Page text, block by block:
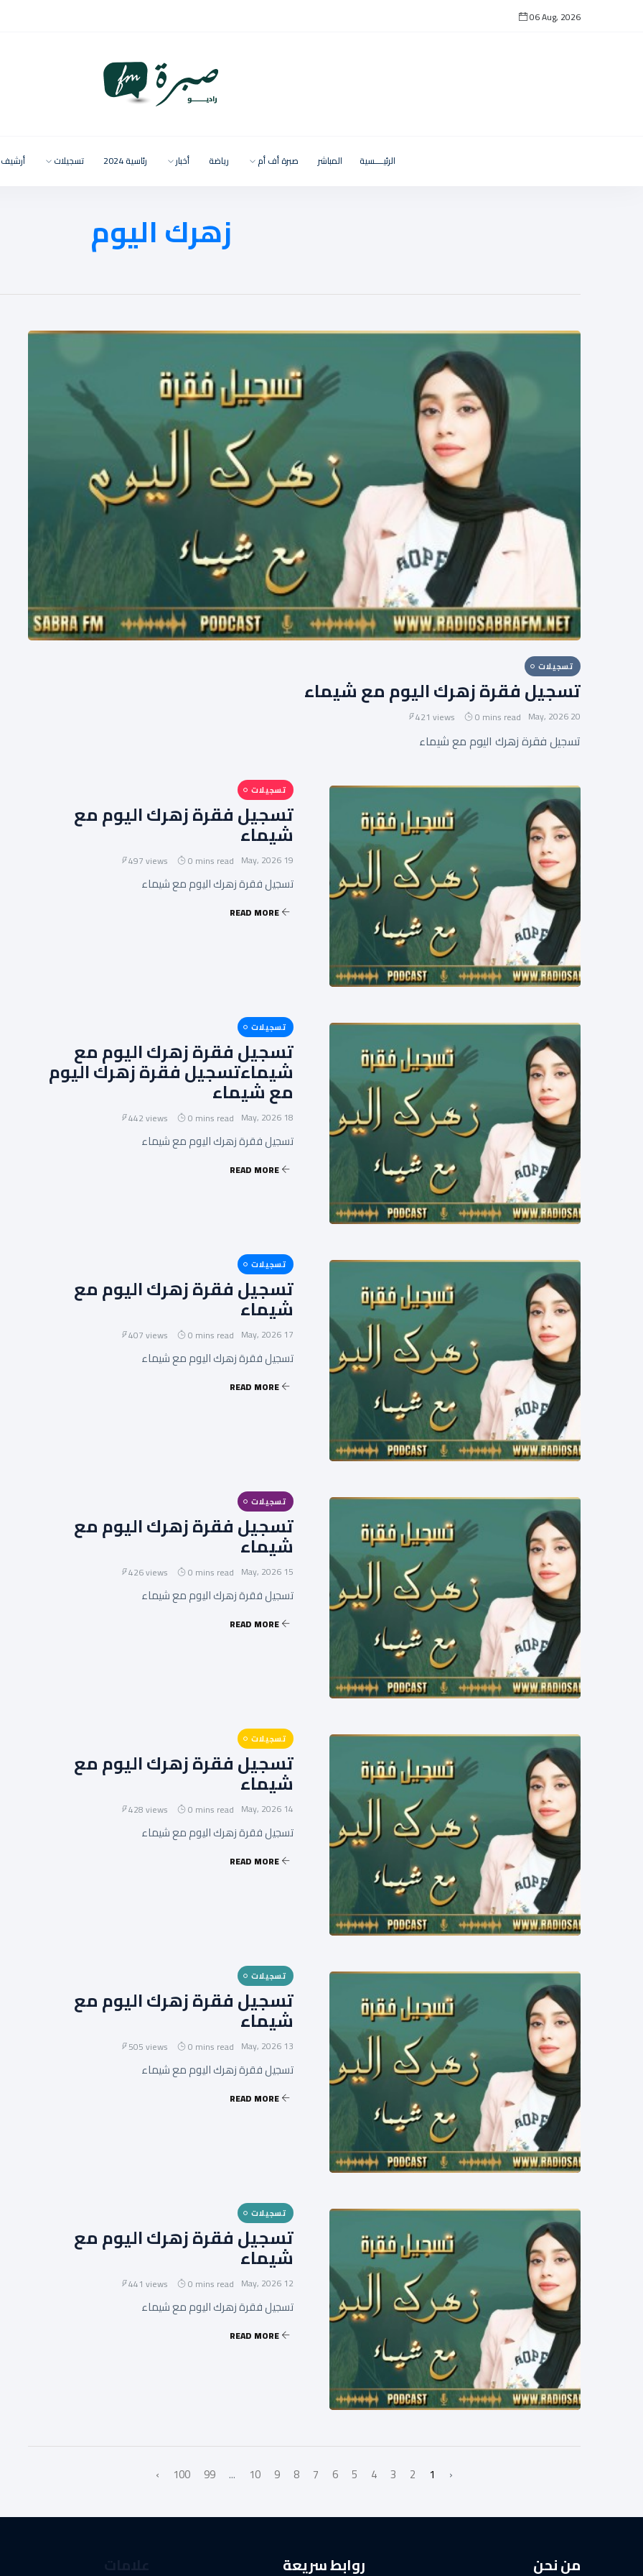
06 Aug, 2026
الرئيــــسية المباشر صبرة أف أم رياضة أخبار رئاسية 2024 تسجيلات أرشيف
زهرك اليوم
تسجيلات
تسجيل فقرة زهرك اليوم مع شيماء
20 May, 2026
0 mins read
421 views
تسجيل فقرة زهرك اليوم مع شيماء
تسجيلات
تسجيل فقرة زهرك اليوم مع
شيماء
19 May, 2026
0 mins read
497 views
تسجيل فقرة زهرك اليوم مع شيماء
READ MORE
تسجيلات
تسجيل فقرة زهرك اليوم مع
شيماءتسجيل فقرة زهرك اليوم
مع شيماء
18 May, 2026
0 mins read
442 views
تسجيل فقرة زهرك اليوم مع شيماء
READ MORE
تسجيلات
تسجيل فقرة زهرك اليوم مع
شيماء
17 May, 2026
0 mins read
407 views
تسجيل فقرة زهرك اليوم مع شيماء
READ MORE
تسجيلات
تسجيل فقرة زهرك اليوم مع
شيماء
15 May, 2026
0 mins read
426 views
تسجيل فقرة زهرك اليوم مع شيماء
READ MORE
تسجيلات
تسجيل فقرة زهرك اليوم مع
شيماء
14 May, 2026
0 mins read
428 views
تسجيل فقرة زهرك اليوم مع شيماء
READ MORE
تسجيلات
تسجيل فقرة زهرك اليوم مع
شيماء
13 May, 2026
0 mins read
505 views
تسجيل فقرة زهرك اليوم مع شيماء
READ MORE
تسجيلات
تسجيل فقرة زهرك اليوم مع
شيماء
12 May, 2026
0 mins read
441 views
تسجيل فقرة زهرك اليوم مع شيماء
READ MORE
‹
1
2
3
4
5
6
7
8
9
10
...
99
100
›
من نحن روابط سريعة